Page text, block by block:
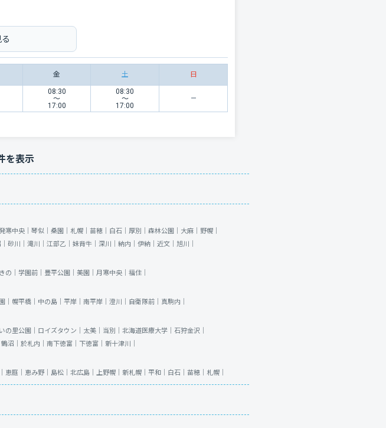
金 土 日
08:30
〜
17:00
08:30
〜
17:00
を表示
発寒中央｜ 琴似｜ 桑園｜ 札幌｜ 苗穂｜ 白石｜ 厚別｜ 森林公園｜ 大麻｜ 野幌｜
砂川｜ 滝川｜ 江部乙｜ 妹背牛｜ 深川｜ 納内｜ 伊納｜ 近文｜ 旭川｜
の｜ 学園前｜ 豊平公園｜ 美園｜ 月寒中央｜ 福住｜
｜ 幌平橋｜ 中の島｜ 平岸｜ 南平岸｜ 澄川｜ 自衛隊前｜ 真駒内｜
の里公園｜ ロイズタウン｜ 太美｜ 当別｜ 北海道医療大学｜ 石狩金沢｜
鶴沼｜ 於札内｜ 南下徳富｜ 下徳富｜ 新十津川｜
恵庭｜ 恵み野｜ 島松｜ 北広島｜ 上野幌｜ 新札幌｜ 平和｜ 白石｜ 苗穂｜ 札幌｜